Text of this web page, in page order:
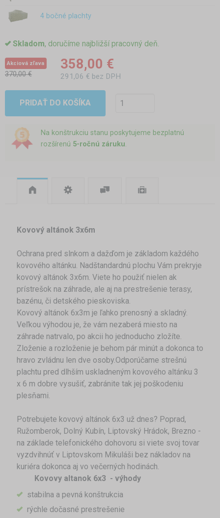
4 bočné plachty
Skladom, doručíme najbližší pracovný deň.
Akciová zľava
370,00 €
358,00 €
291,06 € bez DPH
PRIDAŤ DO KOŠÍKA
Na konštrukciu stanu poskytujeme bezplatnú
rozšírenú 5-ročnú záruku.
Kovový altánok 3x6m
Ochrana pred slnkom a dažďom je základom každého
kovového altánku. Nadštandardnú plochu Vám prekryje
kovový altánok 3x6m. Viete ho použiť nielen ak
prístrešok na záhrade, ale aj na prestrešenie terasy,
bazénu, či detského pieskoviska.
Kovový altánok 6x3m je ľahko prenosný a skladný.
Veľkou výhodou je, že vám nezaberá miesto na
záhrade natrvalo, po akcii ho jednoducho zložíte.
Zloženie a rozloženie je behom pár minút a dokonca to
hravo zvládnu len dve osoby.Odporúčame strešnú
plachtu pred dlhším uskladneným kovového altánku 3
x 6 m dobre vysušiť, zabránite tak jej poškodeniu
plesňami.
Potrebujete kovový altánok 6x3 už dnes? Poprad,
Ružomberok, Dolný Kubín, Liptovský Hrádok, Brezno -
na základe telefonického dohovoru si viete svoj tovar
vyzdvihnúť v Liptovskom Mikuláši bez nákladov na
kuriéra dokonca aj vo večerných hodinách.
Kovovy altanok 6x3 - výhody
stabilna a pevná konštrukcia
rýchle dočasné prestrešenie